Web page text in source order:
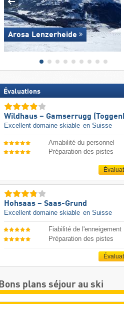
Arosa Lenzerheide
Évaluations
Wildhaus – Gamserrugg
Excellent domaine skiable en Suisse
Amabilité du personnel
Préparation des pistes
Hohsaas – Saas-Grund
Excellent domaine skiable en Suisse
Fiabilité de l'enneigement
Préparation des pistes
Bons plans séjour au ski